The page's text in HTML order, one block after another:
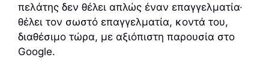
πελάτης δεν θέλει απλώς έναν επαγγελματία·
θέλει τον σωστό επαγγελματία, κοντά του,
διαθέσιμο τώρα, με αξιόπιστη παρουσία στο
Google.